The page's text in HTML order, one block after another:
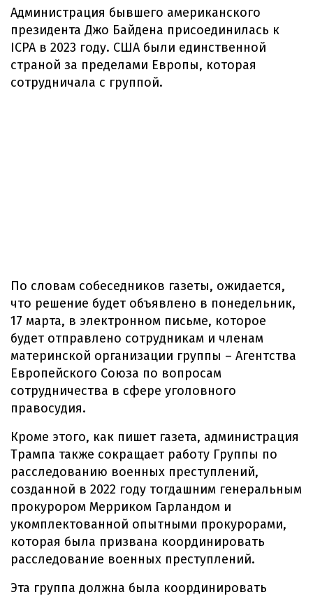
Администрация бывшего американского
президента Джо Байдена присоединилась к
ICPA в 2023 году. США были единственной
страной за пределами Европы, которая
сотрудничала с группой.
По словам собеседников газеты, ожидается,
что решение будет объявлено в понедельник,
17 марта, в электронном письме, которое
будет отправлено сотрудникам и членам
материнской организации группы – Агентства
Европейского Союза по вопросам
сотрудничества в сфере уголовного
правосудия.
Кроме этого, как пишет газета, администрация
Трампа также сокращает работу Группы по
расследованию военных преступлений,
созданной в 2022 году тогдашним генеральным
прокурором Мерриком Гарландом и
укомплектованной опытными прокурорами,
которая была призвана координировать
расследование военных преступлений.
Эта группа должна была координировать